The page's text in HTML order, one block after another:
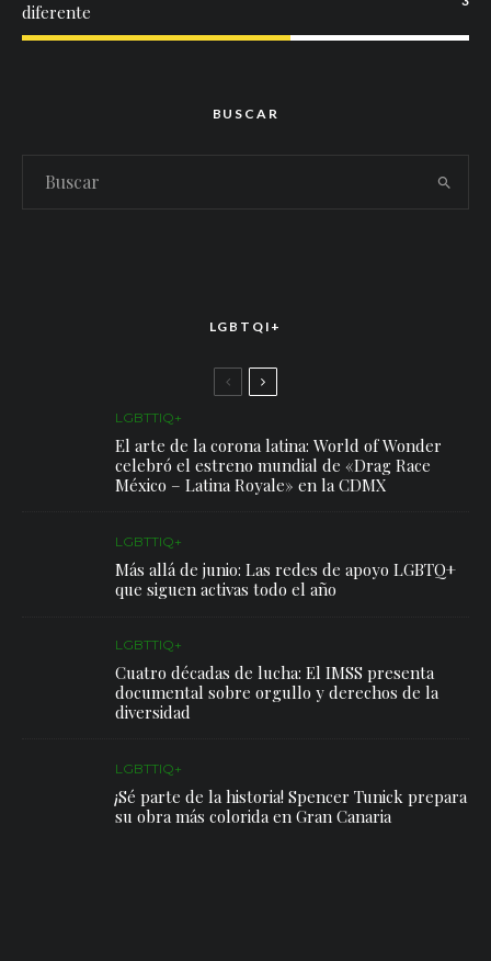
diferente
BUSCAR
LGBTQI+
LGBTTIQ+
El arte de la corona latina: World of Wonder
celebró el estreno mundial de «Drag Race
México – Latina Royale» en la CDMX
LGBTTIQ+
Más allá de junio: Las redes de apoyo LGBTQ+
que siguen activas todo el año
LGBTTIQ+
Cuatro décadas de lucha: El IMSS presenta
documental sobre orgullo y derechos de la
diversidad
LGBTTIQ+
¡Sé parte de la historia! Spencer Tunick prepara
su obra más colorida en Gran Canaria